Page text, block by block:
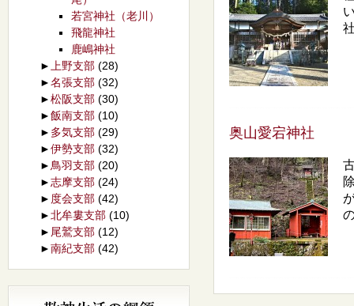
奥山愛宕神社
若宮神社（老川）
飛龍神社
鹿嶋神社
►
上野支部 (28)
►名張支部 (32)
►松阪支部 (30)
►飯南支部 (10)
► 多気支部 (29)
►伊勢支部 (32)
► 鳥羽支部 (20)
►志摩支部 (24)
► 度会支部 (42)
►北牟婁支部 (10)
► 尾鷲支部 (12)
►南紀支部 (42)